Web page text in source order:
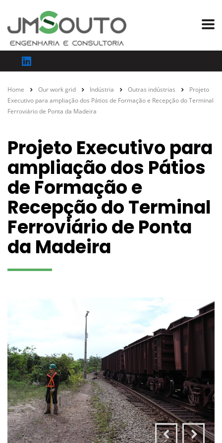
Home Our work grid Indústria Outras indústrias
Projeto
Executivo para ampliação dos Pátios de Formação e Recepção do Terminal
Ferroviário de Ponta da Madeira
Projeto Executivo para
ampliação dos Pátios
de Formação e
Recepção do Terminal
Ferroviário de Ponta
da Madeira